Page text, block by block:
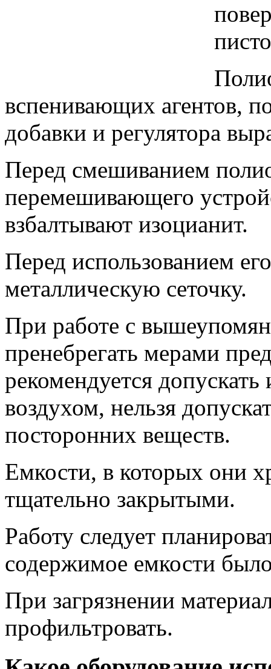
вспенивающих агентов,
добавки и регулятора
Перед смешиванием
перемешивающего
взбалтывают изоцианит.
Перед использованием
металлическую сеточку.
При работе с
пренебрегать мерами
рекомендуется
воздухом, нельзя
посторонних веществ.
Емкости, в которых они
тщательно закрытыми.
Работу следует
содержимое емкости
При загрязнении
профильтровать.